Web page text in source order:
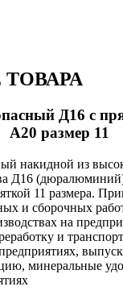
Д16 с
А20 размер 11
накидной из
Д16
11 размера.
и сборочных
на
и
минеральные